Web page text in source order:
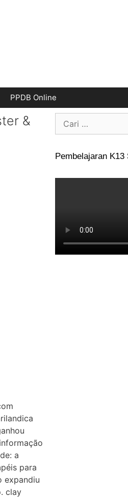
PPDB Online
&
a
para
expandiu
clay
Pembelajaran